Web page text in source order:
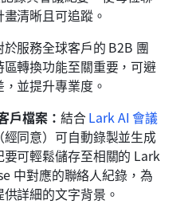
清晰且可追蹤。
於服務全球客戶的 B2B 團
轉換功能至關重要，可避
並提升專業度。
戶檔案： 結合 Lark AI 會議
經同意）可自動錄製並生成
可輕鬆儲存至相關的 Lark
中對應的聯絡人紀錄，為
詳細的文字背景。